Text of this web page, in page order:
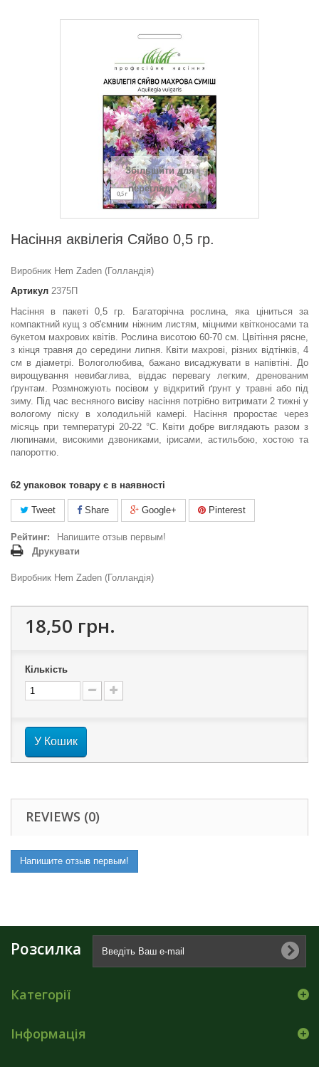
Збільшити для
перегляду
Насіння аквілегія Сяйво 0,5 гр.
Виробник Hem Zaden (Голландія)
Артикул 2375П
Насіння в пакеті 0,5 гр. Багаторічна рослина, яка ціниться за
компактний кущ з об'ємним ніжним листям, міцними квітконосами та
букетом махрових квітів. Рослина висотою 60-70 см. Цвітіння рясне,
з кінця травня до середини липня. Квіти махрові, різних відтінків, 4
см в діаметрі. Вологолюбива, бажано висаджувати в напівтіні. До
вирощування невибаглива, віддає перевагу легким, дренованим
ґрунтам. Розмножують посівом у відкритий ґрунт у травні або під
зиму. Під час весняного висіву насіння потрібно витримати 2 тижні у
вологому піску в холодильній камері. Насіння проростає через
місяць при температурі 20-22 °С. Квіти добре виглядають разом з
люпинами, високими дзвониками, ірисами, астильбою, хостою та
папороттю.
62 упаковок товару є в наявності
Tweet Share Google+ Pinterest
Рейтинг:
Напишите отзыв первым!
Друкувати
Виробник Hem Zaden (Голландія)
18,50 грн.
Кількість
У Кошик
REVIEWS (0)
Напишите отзыв первым!
Розсилка
Категорії
Інформація